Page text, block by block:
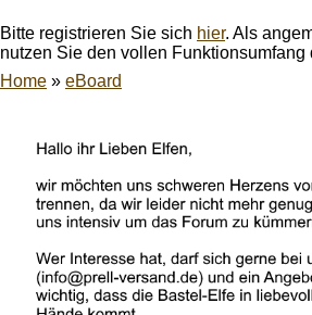
Bitte registrieren Sie sich hier. Als
nutzen Sie den vollen Funktionsumfang
Home » eBoard